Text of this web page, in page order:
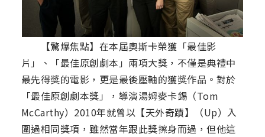
【驚爆焦點】在本屆奧斯卡榮獲「最佳影
片」、「最佳原創劇本」兩項大獎，不僅是典禮中
最先得獎的電影，更是最後壓軸的獲獎作品。對於
「最佳原創劇本獎」，導演湯姆麥卡錫（Tom
McCarthy）2010年就曾以【天外奇蹟】（Up）入
圍過相同獎項，雖然當年跟此獎擦身而過，但他這